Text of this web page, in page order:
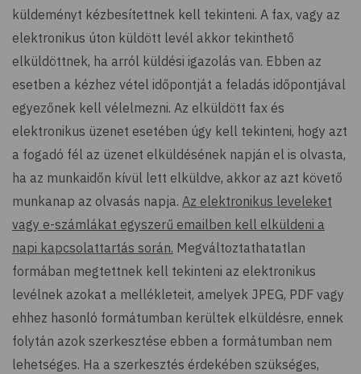
küldeményt kézbesítettnek kell tekinteni. A fax, vagy az
elektronikus úton küldött levél akkor tekinthető
elküldöttnek, ha arról küldési igazolás van. Ebben az
esetben a kézhez vétel időpontját a feladás időpontjával
egyezőnek kell vélelmezni. Az elküldött fax és
elektronikus üzenet esetében úgy kell tekinteni, hogy azt
a fogadó fél az üzenet elküldésének napján el is olvasta,
ha az munkaidőn kívül lett elküldve, akkor az azt követő
munkanap az olvasás napja. Az elektronikus leveleket
vagy e-számlákat egyszerű emailben kell elküldeni a
napi kapcsolattartás során. Megváltoztathatatlan
formában megtettnek kell tekinteni az elektronikus
levélnek azokat a mellékleteit, amelyek JPEG, PDF vagy
ehhez hasonló formátumban kerültek elküldésre, ennek
folytán azok szerkesztése ebben a formátumban nem
lehetséges. Ha a szerkesztés érdekében szükséges,